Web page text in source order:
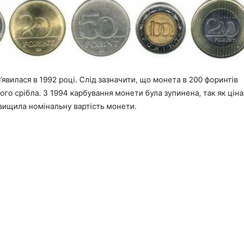
в 1992 році. Слід зазначити, що монета в 200 форинтів
срібла. З 1994 карбування монети була зупинена, так як ціна
номінальну вартість монети.